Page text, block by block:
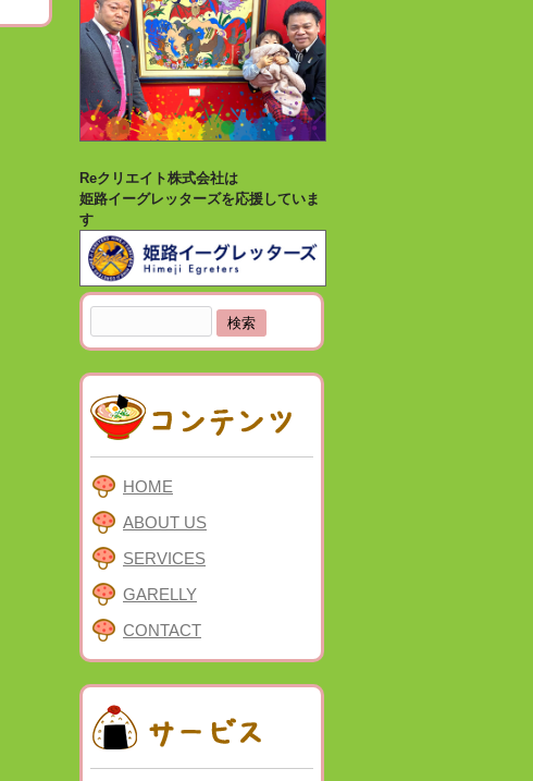
Reクリエイト株式会社は
姫路イーグレッターズを応援していま
す
索:
HOME
ABOUT US
SERVICES
GARELLY
CONTACT